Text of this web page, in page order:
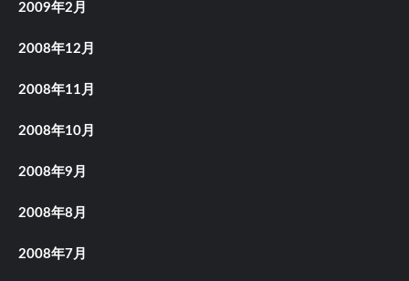
2009年2月
2008年12月
2008年11月
2008年10月
2008年9月
2008年8月
2008年7月